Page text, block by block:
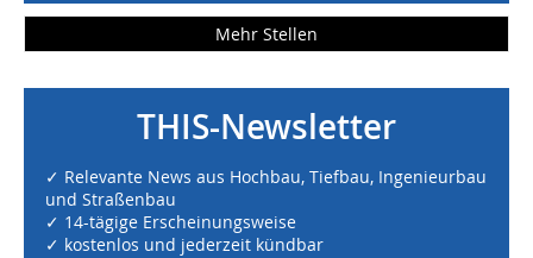
Mehr Stellen
THIS-Newsletter
✓ Relevante News aus Hochbau, Tiefbau, Ingenieurbau
und Straßenbau
✓ 14-tägige Erscheinungsweise
✓ kostenlos und jederzeit kündbar